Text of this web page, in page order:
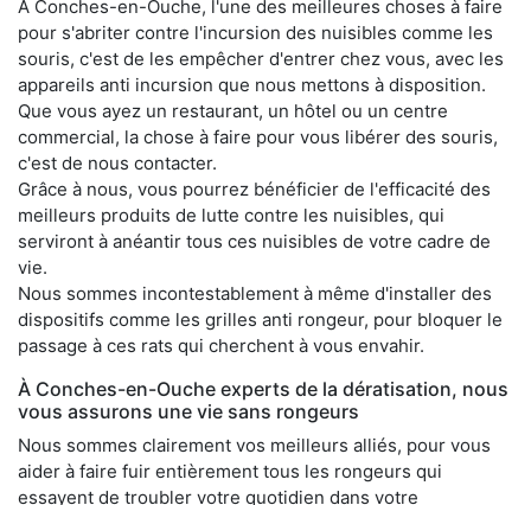
À Conches-en-Ouche, l'une des meilleures choses à faire
pour s'abriter contre l'incursion des nuisibles comme les
souris, c'est de les empêcher d'entrer chez vous, avec les
appareils anti incursion que nous mettons à disposition.
Que vous ayez un restaurant, un hôtel ou un centre
commercial, la chose à faire pour vous libérer des souris,
c'est de nous contacter.
Grâce à nous, vous pourrez bénéficier de l'efficacité des
meilleurs produits de lutte contre les nuisibles, qui
serviront à anéantir tous ces nuisibles de votre cadre de
vie.
Nous sommes incontestablement à même d'installer des
dispositifs comme les grilles anti rongeur, pour bloquer le
passage à ces rats qui cherchent à vous envahir.
À Conches-en-Ouche experts de la dératisation, nous
vous assurons une vie sans rongeurs
Nous sommes clairement vos meilleurs alliés, pour vous
aider à faire fuir entièrement tous les rongeurs qui
essayent de troubler votre quotidien dans votre